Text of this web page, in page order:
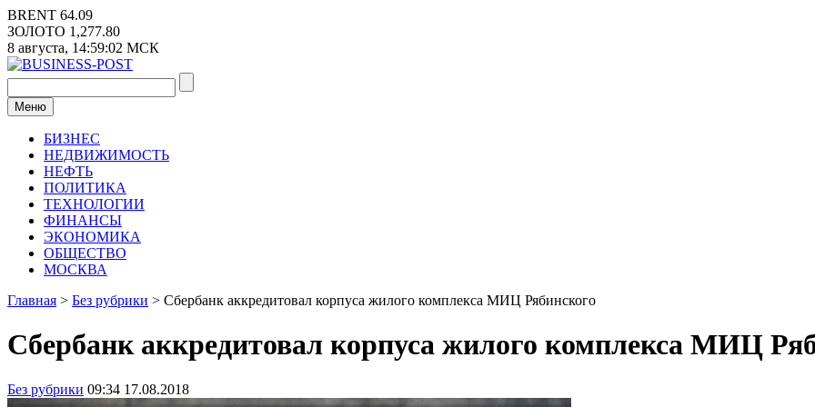
Перейти
к
содержимому
BRENT 64.09
ЗОЛОТО 1,277.80
8 августа, 14:59:02 МСК
Меню
БИЗНЕС
НЕДВИЖИМОСТЬ
НЕФТЬ
ПОЛИТИКА
ТЕХНОЛОГИИ
ФИНАНСЫ
ЭКОНОМИКА
ОБЩЕСТВО
МОСКВА
Главная > Без рубрики > Сбербанк аккредитовал корпуса жилого комплекса МИЦ Рябинского
Сбербанк аккредитовал корпуса жилого комплекса МИЦ
Без рубрики 09:34 17.08.2018